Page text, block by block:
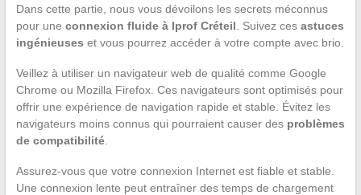
Dans cette partie, nous vous dévoilons les secrets méconnus
pour une connexion fluide à Iprof Créteil . Suivez ces astuces
ingénieuses et vous pourrez accéder à votre compte avec brio.
Veillez à utiliser un navigateur web de qualité comme Google
Chrome ou Mozilla Firefox. Ces navigateurs sont optimisés pour
offrir une expérience de navigation rapide et stable. Évitez les
navigateurs moins connus qui pourraient causer des problèmes
de compatibilité.
Assurez-vous que votre connexion Internet est fiable et stable.
Une connexion lente peut entraîner des temps de chargement